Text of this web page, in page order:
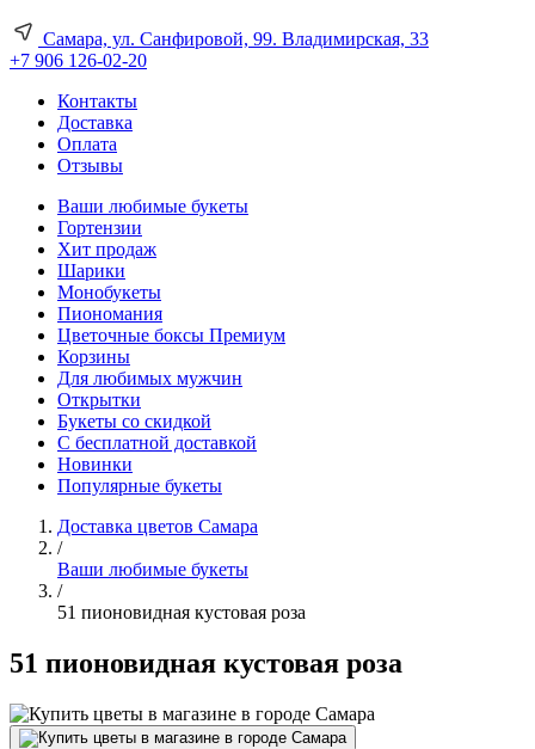
Самара, ул. Санфировой, 99. Владимирская, 33
+7 906 126-02-20
Контакты
Доставка
Оплата
Отзывы
Ваши любимые букеты
Гортензии
Хит продаж
Шарики
Монобукеты
Пиономания
Цветочные боксы Премиум
Корзины
Для любимых мужчин
Открытки
Букеты со скидкой
С бесплатной доставкой
Новинки
Популярные букеты
Доставка цветов Самара
/
Ваши любимые букеты
/
51 пионовидная кустовая роза
51 пионовидная кустовая роза